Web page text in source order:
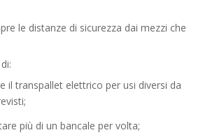
le distanze di sicurezza dai mezzi che
il transpallet elettrico per usi diversi da
più di un bancale per volta;